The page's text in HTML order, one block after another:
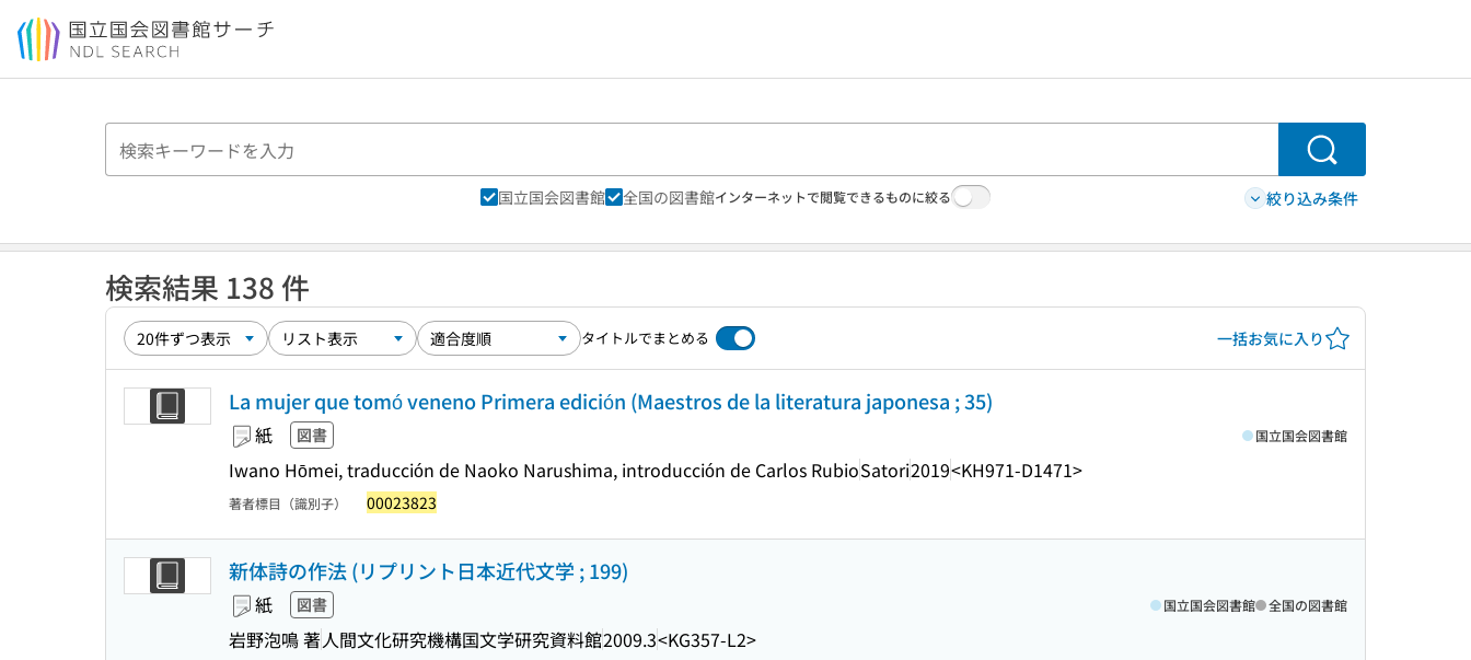
本文へ移動
検索
国立国会図書館 全国の図書館インターネットで閲覧できるものに絞る 絞り込み条件
検索結果 138 件
タイトルでまとめる 一括お気に入り
La mujer que tomó veneno Primera edición (Maestros de la literatura japonesa ; 35)
紙 図書
Iwano Hōmei, traducción de Naoko Narushima, introducción de Carlos RubioSatori2019<KH971-D1471>
国立国会図書館
著者標目（識別子） 00023823
新体詩の作法 (リプリント日本近代文学 ; 199)
紙 図書
岩野泡鳴 著人間文化研究機構国文学研究資料館2009.3<KG357-L2>
国立国会図書館 全国の図書館